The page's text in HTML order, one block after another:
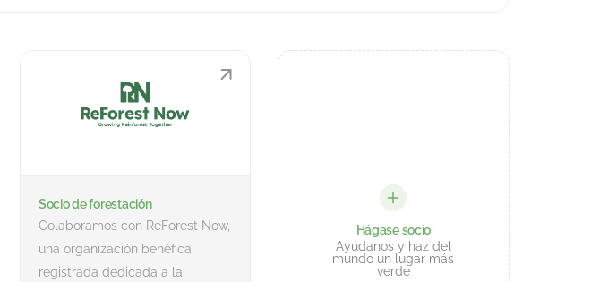
Hágase socio
Ayúdanos y haz del
mundo un lugar más
verde
Socio de forestación
Colaboramos con ReForest Now,
una organización benéfica
registrada dedicada a la